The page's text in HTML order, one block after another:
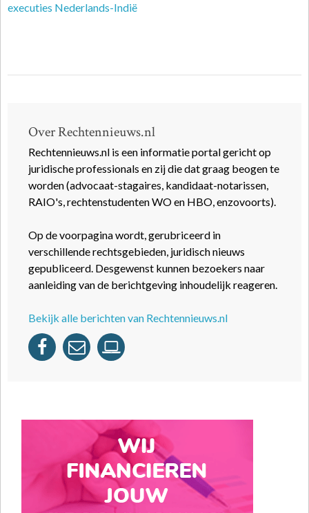
executies Nederlands-Indië
Over Rechtennieuws.nl
Rechtennieuws.nl is een informatie portal gericht op
juridische professionals en zij die dat graag beogen te
worden (advocaat-stagaires, kandidaat-notarissen,
RAIO's, rechtenstudenten WO en HBO, enzovoorts).
Op de voorpagina wordt, gerubriceerd in
verschillende rechtsgebieden, juridisch nieuws
gepubliceerd. Desgewenst kunnen bezoekers naar
aanleiding van de berichtgeving inhoudelijk reageren.
Bekijk alle berichten van Rechtennieuws.nl